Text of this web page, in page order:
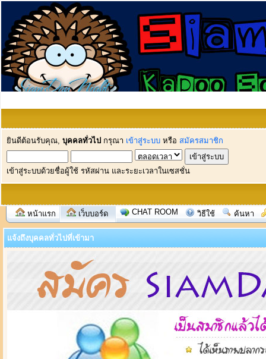
ยินดีต้อนรับคุณ, บุคคลทั่วไป กรุณา เข้าสู่ระบบ หรือ สมัครสมาชิก
เข้าสู่ระบบด้วยชื่อผู้ใช้ รหัสผ่าน และระยะเวลาในเซสชั่น
หน้าแรก เว็บบอร์ด CHAT ROOM วิธีใช้ ค้นหา
แจ้งถึงบุคคลทั่วไปที่เข้ามา